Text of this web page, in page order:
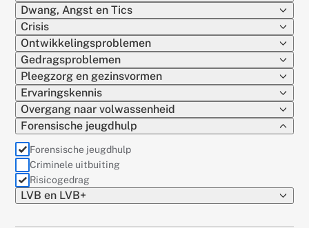
Dwang, Angst en Tics
Crisis
Ontwikkelingsproblemen
Gedragsproblemen
Pleegzorg en gezinsvormen
Ervaringskennis
Overgang naar volwassenheid
Forensische jeugdhulp
Forensische jeugdhulp
(actief)
Criminele uitbuiting
Risicogedrag
(actief)
LVB en LVB+